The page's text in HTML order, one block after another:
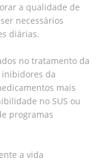
a qualidade de
necessários
diárias.
no tratamento da
inibidores da
mais
no SUS ou
programas
a vida